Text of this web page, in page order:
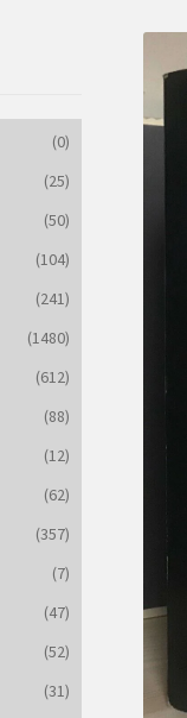
(0)
(25)
(50)
(104)
(241)
(1480)
(612)
(88)
(12)
(62)
(357)
(7)
(47)
(52)
(31)